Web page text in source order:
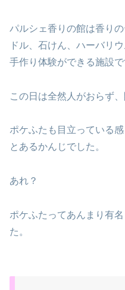
パルシェ香りの館は香り
ドル、石けん、ハーバリ
手作り体験ができる施設で
この日は全然人がおらず
ポケふたも目立っている
とあるかんじでした。
あれ？
ポケふたってあんまり有
た。